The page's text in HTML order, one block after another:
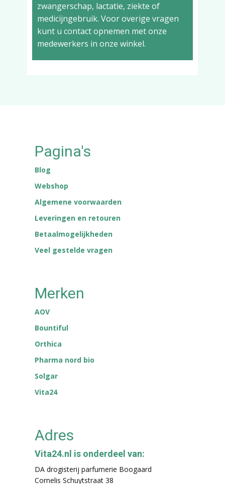
zwangerschap, lactatie, ziekte of
medicijngebruik. Voor overige vragen
kunt u contact opnemen met onze
medewerkers in onze winkel.
Pagina's
Blog
Webshop
Algemene voorwaarden
Leveringen en retouren
Betaalmogelijkheden
Veel gestelde vragen
Merken
AOV
Bountiful
Orthica
Pharma nord bio
Solgar
Vita24
Adres
Vita24.nl is onderdeel van:
DA drogisterij parfumerie Boogaard
Cornelis Schuytstraat 38